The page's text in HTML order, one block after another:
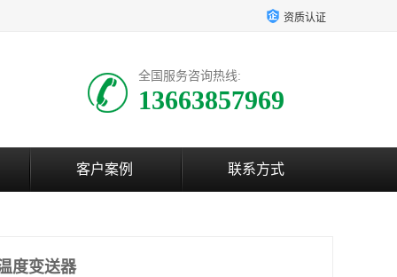
资质认证
全国服务咨询热线:
13663857969
客户案例 联系方式
度变送器